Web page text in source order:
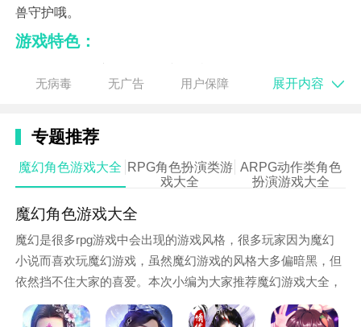
兽守护哦。
游戏特色：
趁手的武器进行狩猎，同时可以使用狩猎获得的素材打
造各式装备。
游戏亮点：
此外玩家还可以掌握独特的真视之眼，观察巨兽的弱
点，击破巨兽的肢体，甚至可以和战友合作使用锁链束
缚巨龙。
玩家的个人意志为核心的超自由的狩猎。
无病毒 无广告 用户保障 展开内容
专题推荐
魔幻角色游戏大全 RPG角色扮演类游
戏大全
ARPG动作类角色
扮演游戏大全
魔幻角色游戏大全
魔幻是很多rpg游戏中会出现的游戏风格，很多玩家因为魔幻
小说而喜欢玩魔幻游戏，虽然魔幻游戏的风格大多偏暗黑，但
依然挡不住大家的喜爱。本次小编为大家推荐魔幻游戏大全，
快来下载，感受魔幻世界的奇妙吧！